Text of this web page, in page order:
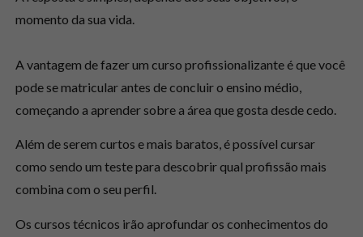
momento da sua vida.
A vantagem de fazer um curso profissionalizante é que você
pode se matricular antes de concluir o ensino médio,
começando a aprender sobre a área que gosta desde cedo.
Além de serem curtos e mais baratos, é possível cursar
como sendo um teste para descobrir qual profissão mais
combina com o seu perfil.
Os cursos técnicos irão aprofundar os conhecimentos do